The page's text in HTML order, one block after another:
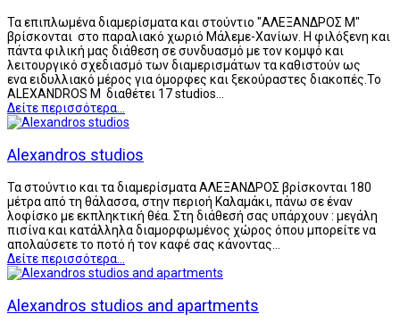
Τα επιπλωμένα διαμερίσματα και στούντιο "ΑΛΕΞΑΝΔΡΟΣ Μ"
βρίσκονται στο παραλιακό χωριό Μάλεμε-Χανίων. Η φιλόξενη και
πάντα φιλική μας διάθεση σε συνδυασμό με τον κομψό και
λειτουργικό σχεδιασμό των διαμερισμάτων τα καθιστούν ως
ενα ειδυλλιακό μέρος για όμορφες και ξεκούραστες διακοπές.Το
ALEXANDROS M διαθέτει 17 studios…
Δείτε περισσότερα...
Alexandros studios
Τα στούντιο και τα διαμερίσματα ΑΛΕΞΑΝΔΡΟΣ βρίσκονται 180
μέτρα από τη θάλασσα, στην περιοή Καλαμάκι, πάνω σε έναν
λοφίσκο με εκπληκτική θέα. Στη διάθεσή σας υπάρχουν : μεγάλη
πισίνα και κατάλληλα διαμορφωμένος χώρος όπου μπορείτε να
απολαύσετε το ποτό ή τον καφέ σας κάνοντας…
Δείτε περισσότερα...
Alexandros studios and apartments